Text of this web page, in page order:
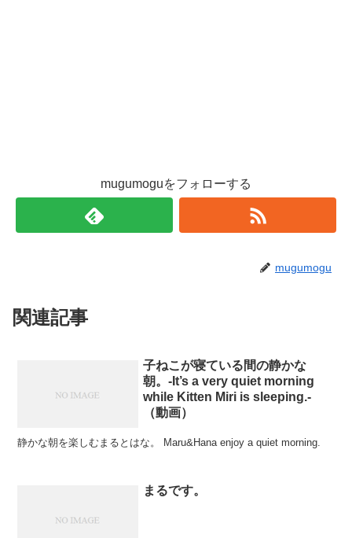
mugumoguをフォローする
mugumogu
関連記事
子ねこが寝ている間の静かな
朝。-It’s a very quiet morning
while Kitten Miri is sleeping.-
（動画）
静かな朝を楽しむまるとはな。 Maru&Hana enjoy a quiet morning.
まるです。